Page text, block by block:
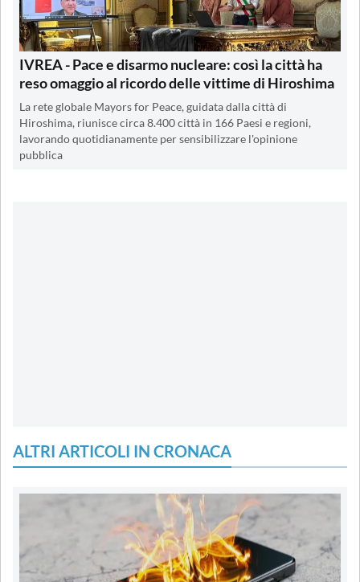
IVREA - Pace e disarmo nucleare: così la città ha
reso omaggio al ricordo delle vittime di Hiroshima
La rete globale Mayors for Peace, guidata dalla città di
Hiroshima, riunisce circa 8.400 città in 166 Paesi e regioni,
lavorando quotidianamente per sensibilizzare l'opinione
pubblica
ALTRI ARTICOLI IN CRONACA